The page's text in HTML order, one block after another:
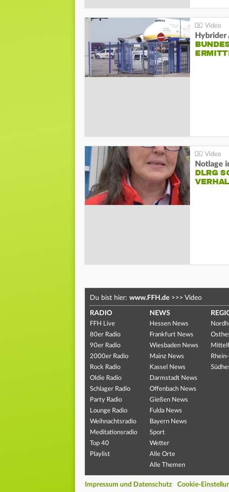
Hybrider
Notlage
DLRG
Du bist hier: www.FFH.de >>> Video
RADIO
FFH Live
80er Radio
90er Radio
2000er Radio
Rock Radio
Oldie Radio
Schlager Radio
Party Radio
Lounge Radio
Weihnachtsradio
Meditationsradio
Top 40
Playlist
NEWS
Hessen News
Frankfurt News
Wiesbaden News
Mainz News
Kassel News
Darmstadt News
Offenbach News
Gießen News
Fulda News
Bayern News
Sport
Wetter
Alle Orte
Alle Themen
Impressum und Datenschutz Cookie-